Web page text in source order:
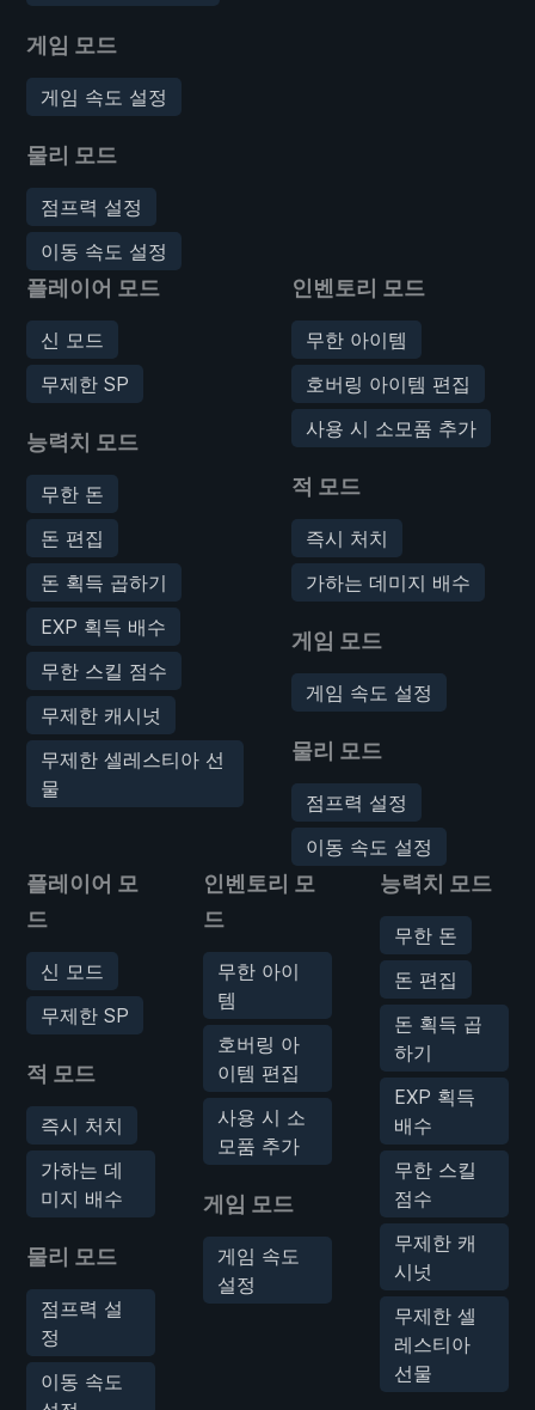
게임 모드
게임 속도 설정
물리 모드
점프력 설정
이동 속도 설정
플레이어 모드
신 모드
무제한 SP
능력치 모드
무한 돈
돈 편집
돈 획득 곱하기
EXP 획득 배수
무한 스킬 점수
무제한 캐시넛
무제한 셀레스티아 선
물
인벤토리 모드
무한 아이템
호버링 아이템 편집
사용 시 소모품 추가
적 모드
즉시 처치
가하는 데미지 배수
게임 모드
게임 속도 설정
물리 모드
점프력 설정
이동 속도 설정
플레이어 모
드
신 모드
무제한 SP
적 모드
즉시 처치
가하는 데
미지 배수
물리 모드
점프력 설
정
이동 속도
인벤토리 모
드
무한 아이
템
호버링 아
이템 편집
사용 시 소
모품 추가
게임 모드
게임 속도
설정
능력치 모드
무한 돈
돈 편집
돈 획득 곱
하기
EXP 획득
배수
무한 스킬
점수
무제한 캐
시넛
무제한 셀
레스티아
선물